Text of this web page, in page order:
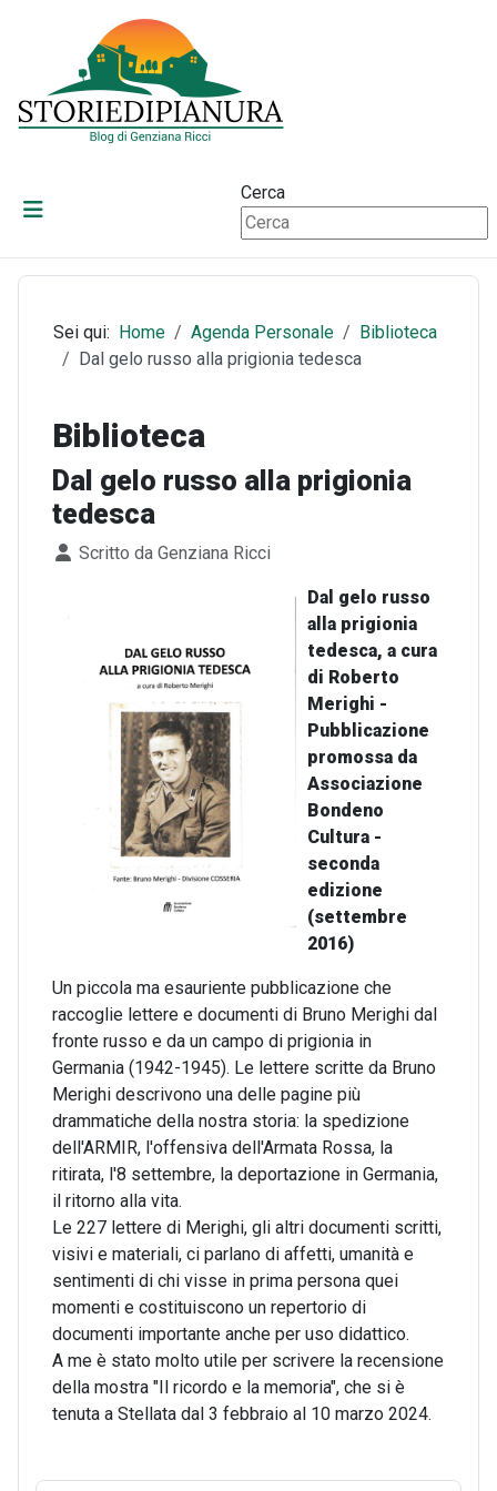
Cerca
Sei qui: Home Agenda Personale
Biblioteca
Dal gelo russo alla prigionia tedesca
Biblioteca
Dal gelo russo alla prigionia
tedesca
Dettagli
Scritto da Genziana Ricci
Dal gelo russo
alla prigionia
tedesca, a cura
di Roberto
Merighi -
Pubblicazione
promossa da
Associazione
Bondeno
Cultura -
seconda
edizione
(settembre
2016)
Un piccola ma esauriente pubblicazione che
raccoglie lettere e documenti di Bruno Merighi dal
fronte russo e da un campo di prigionia in
Germania (1942-1945). Le lettere scritte da Bruno
Merighi descrivono una delle pagine più
drammatiche della nostra storia: la spedizione
dell'ARMIR, l'offensiva dell'Armata Rossa, la
ritirata, l'8 settembre, la deportazione in Germania,
il ritorno alla vita.
Le 227 lettere di Merighi, gli altri documenti scritti,
visivi e materiali, ci parlano di affetti, umanità e
sentimenti di chi visse in prima persona quei
momenti e costituiscono un repertorio di
documenti importante anche per uso didattico.
A me è stato molto utile per scrivere la recensione
della mostra "Il ricordo e la memoria", che si è
tenuta a Stellata dal 3 febbraio al 10 marzo 2024.